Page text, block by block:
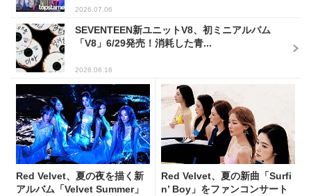
2026.07.06
SEVENTEEN新ユニットV8、初ミニアルバム
「V8」6/29発売！消耗した青...
2026.06.16
Red Velvet、夏の夜を描く新
アルバム「Velvet Summer」
Red Velvet、夏の新曲「Surfi
n’ Boy」をファンコンサート